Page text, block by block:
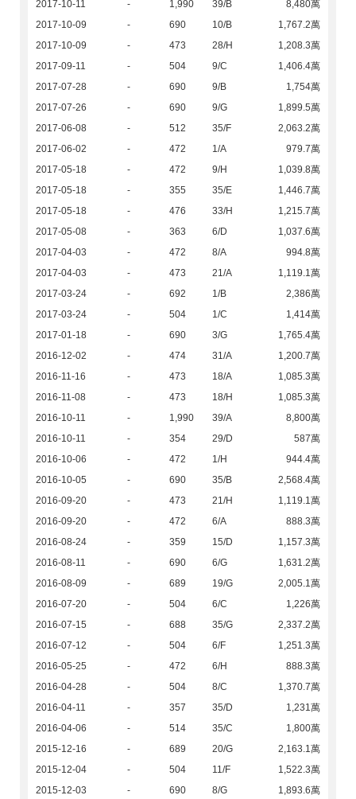
2017-10-11
- 1,990 39/B
8,480萬
2017-10-09
- 690 10/B
1,767.2萬
2017-10-09
- 473 28/H
1,208.3萬
2017-09-11
- 504 9/C
1,406.4萬
2017-07-28
- 690 9/B
1,754萬
2017-07-26
- 690 9/G
1,899.5萬
2017-06-08
- 512 35/F
2,063.2萬
2017-06-02
- 472 1/A
979.7萬
2017-05-18
- 472 9/H
1,039.8萬
2017-05-18
- 355 35/E
1,446.7萬
2017-05-18
- 476 33/H
1,215.7萬
2017-05-08
- 363 6/D
1,037.6萬
2017-04-03
- 472 8/A
994.8萬
2017-04-03
- 473 21/A
1,119.1萬
2017-03-24
- 692 1/B
2,386萬
2017-03-24
- 504 1/C
1,414萬
2017-01-18
- 690 3/G
1,765.4萬
2016-12-02
- 474 31/A
1,200.7萬
2016-11-16
- 473 18/A
1,085.3萬
2016-11-08
- 473 18/H
1,085.3萬
2016-10-11
- 1,990 39/A
8,800萬
2016-10-11
- 354 29/D
587萬
2016-10-06
- 472 1/H
944.4萬
2016-10-05
- 690 35/B
2,568.4萬
2016-09-20
- 473 21/H
1,119.1萬
2016-09-20
- 472 6/A
888.3萬
2016-08-24
- 359 15/D
1,157.3萬
2016-08-11
- 690 6/G
1,631.2萬
2016-08-09
- 689 19/G
2,005.1萬
2016-07-20
- 504 6/C
1,226萬
2016-07-15
- 688 35/G
2,337.2萬
2016-07-12
- 504 6/F
1,251.3萬
2016-05-25
- 472 6/H
888.3萬
2016-04-28
- 504 8/C
1,370.7萬
2016-04-11
- 357 35/D
1,231萬
2016-04-06
- 514 35/C
1,800萬
2015-12-16
- 689 20/G
2,163.1萬
2015-12-04
- 504 11/F
1,522.3萬
2015-12-03
- 690 8/G
1,893.6萬